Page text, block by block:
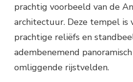
prachtig voorbeeld van de
architectuur. Deze tempel is
prachtige reliëfs en
adembenemend
omliggende rijstvelden.